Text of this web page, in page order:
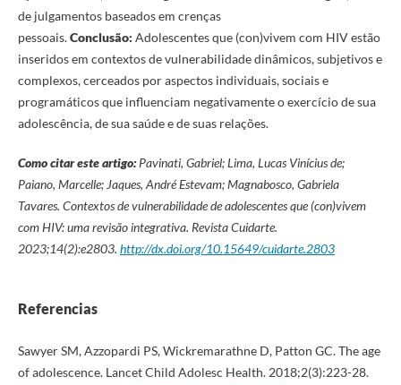
de julgamentos baseados em crenças
pessoais.Conclusão: Adolescentes que (con)vivem com HIV estão
inseridos em contextos de vulnerabilidade dinâmicos, subjetivos e
complexos, cerceados por aspectos individuais, sociais e
programáticos que influenciam negativamente o exercício de sua
adolescência, de sua saúde e de suas relações.
Como citar este artigo:Pavinati, Gabriel; Lima, Lucas Vinícius de;
Paiano, Marcelle; Jaques, André Estevam; Magnabosco, Gabriela
Tavares. Contextos de vulnerabilidade de adolescentes que (con)vivem
com HIV: uma revisão integrativa. Revista Cuidarte.
2023;14(2):e2803. http://dx.doi.org/10.15649/cuidarte.2803
Referencias
Sawyer SM, Azzopardi PS, Wickremarathne D, Patton GC. The age
of adolescence. Lancet Child Adolesc Health. 2018;2(3):223-28.